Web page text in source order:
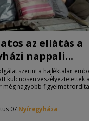
az ellátás a
nappali
szerint a hajléktalan
különösen veszélyeztetettek
még nagyobb figyelmet
07.Nyíregyháza